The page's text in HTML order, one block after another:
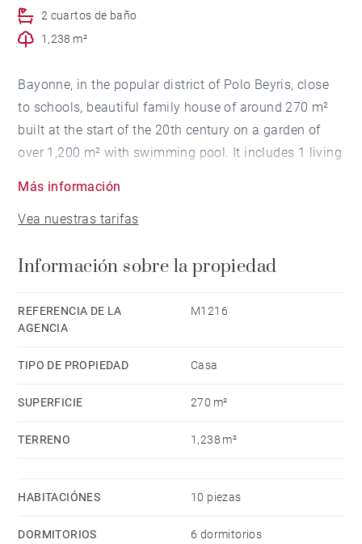
2 cuartos de baño
1,238 m²
Bayonne, in the popular district of Polo Beyris, close
to schools, beautiful family house of around 270 m²
built at the start of the 20th century on a garden of
over 1,200 m² with swimming pool. It includes 1 living
Más información
Vea nuestras tarifas
Información sobre la propiedad
REFERENCIA DE LA
AGENCIA
M1216
TIPO DE PROPIEDAD Casa
SUPERFICIE 270 m²
TERRENO 1,238 m²
HABITACIÓNES 10 piezas
DORMITORIOS 6 dormitorios